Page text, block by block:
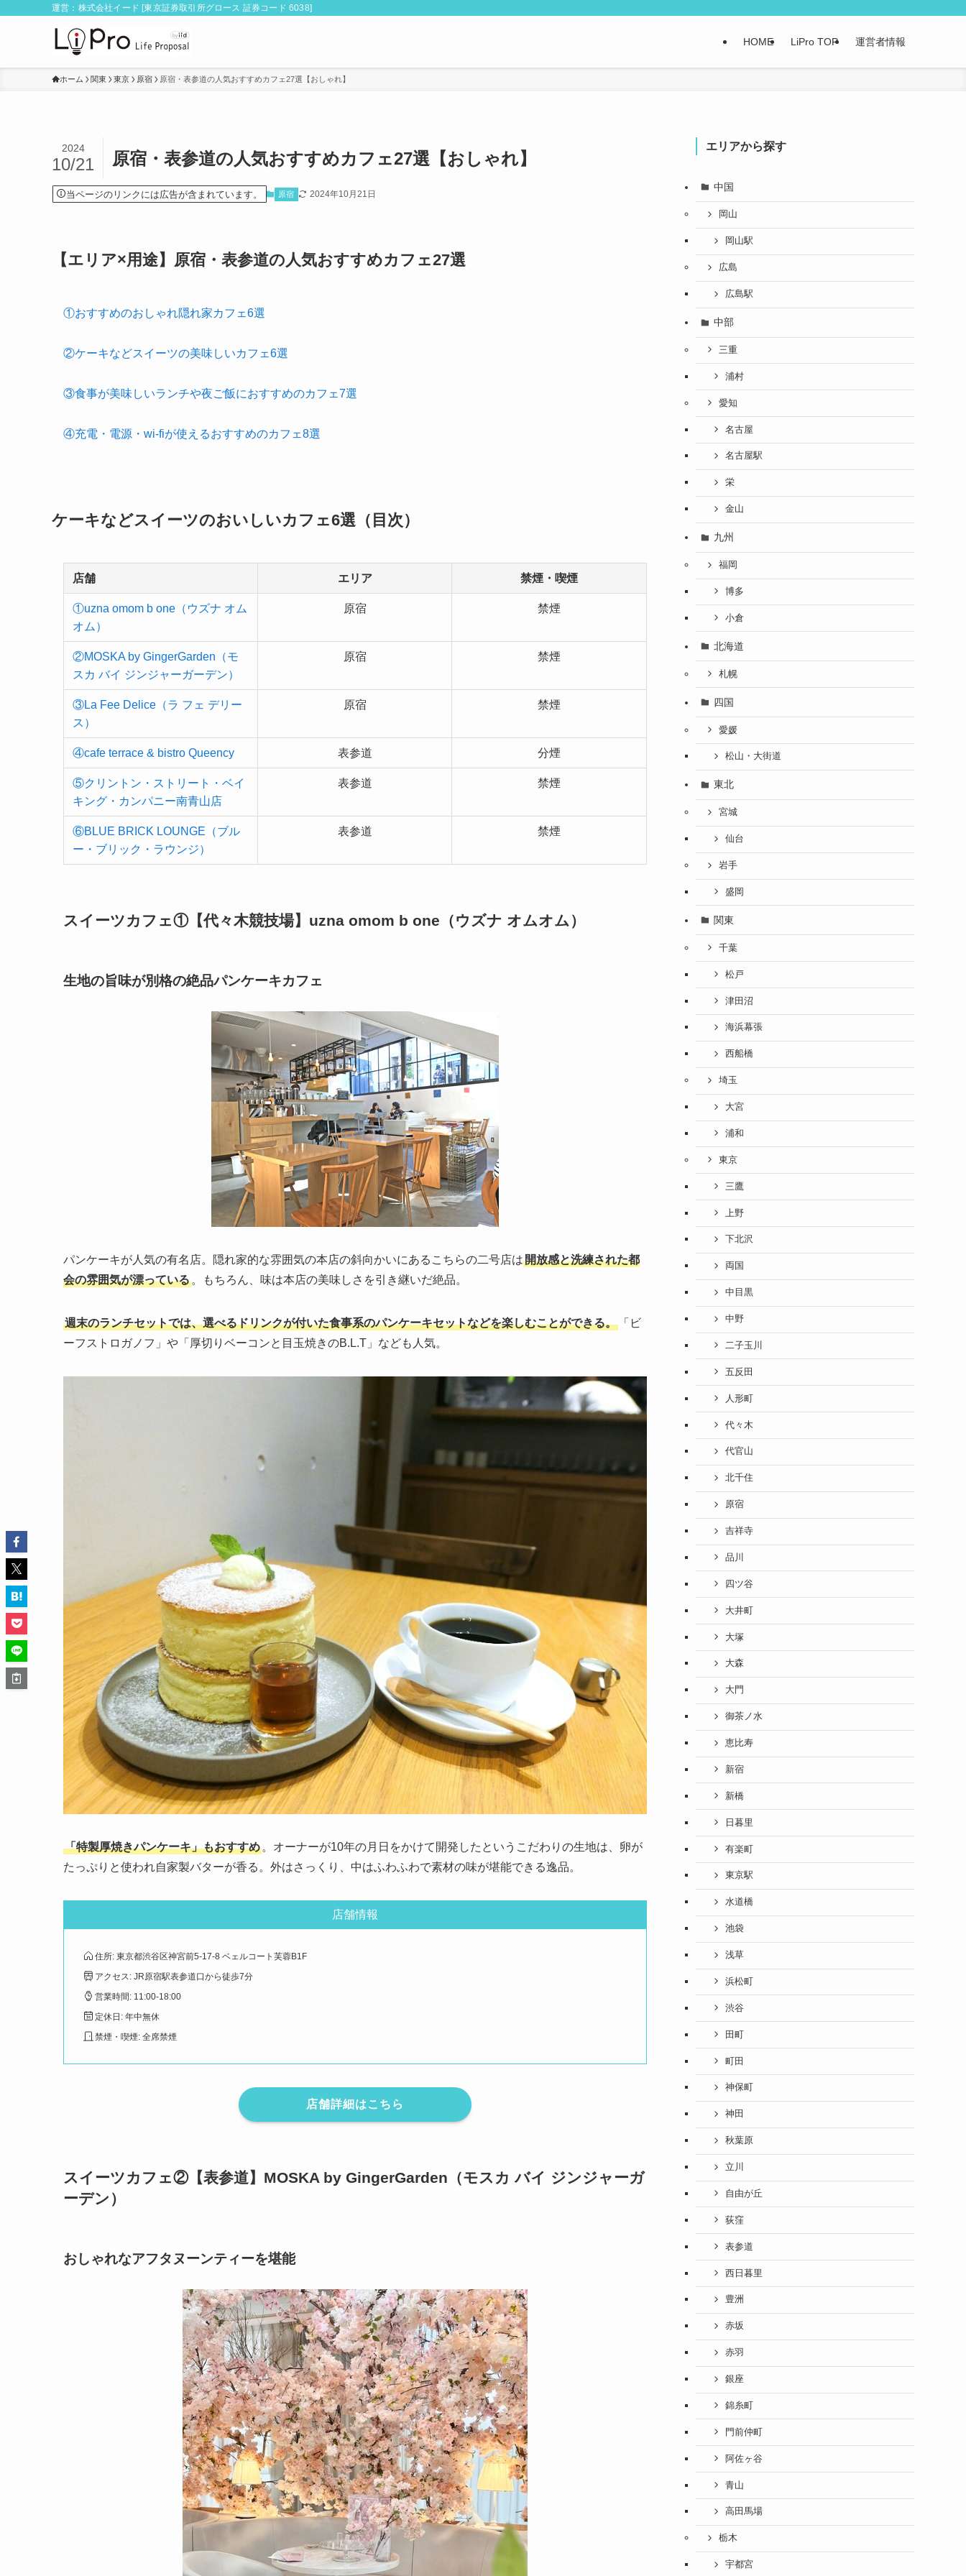
運営：株式会社イード [東京証券取引所グロース 証券コード 6038]
HOME LiPro TOP 運営者情報
ホーム 関東 東京 原宿 原宿・表参道の人気おすすめカフェ27選【おしゃれ】
原宿・表参道の人気おすすめカフェ27選【おしゃれ】
2024
10/21
当ページのリンクには広告が含まれています。 原宿 2024年10月21日
【エリア×用途】原宿・表参道の人気おすすめカフェ27選
①おすすめのおしゃれ隠れ家カフェ6選
②ケーキなどスイーツの美味しいカフェ6選
③食事が美味しいランチや夜ご飯におすすめのカフェ7選
④充電・電源・wi-fiが使えるおすすめのカフェ8選
ケーキなどスイーツのおいしいカフェ6選（目次）
店舗 エリア 禁煙・喫煙
①uzna omom b one（ウズナ オム
オム）
原宿 禁煙
②MOSKA by GingerGarden（モ
スカ バイ ジンジャーガーデン）
原宿 禁煙
③La Fee Delice（ラ フェ デリー
ス）
原宿 禁煙
④cafe terrace & bistro Queency 表参道 分煙
⑤クリントン・ストリート・ベイ
キング・カンパニー南青山店
表参道 禁煙
⑥BLUE BRICK LOUNGE（ブル
ー・ブリック・ラウンジ）
表参道 禁煙
スイーツカフェ①【代々木競技場】uzna omom b one（ウズナ オムオム）
生地の旨味が別格の絶品パンケーキカフェ
パンケーキが人気の有名店。隠れ家的な雰囲気の本店の斜向かいにあるこちらの二号店は開放感と洗練された都
会の雰囲気が漂っている 。もちろん、味は本店の美味しさを引き継いだ絶品。
週末のランチセットでは、選べるドリンクが付いた食事系のパンケーキセットなどを楽しむことができる。
「ビ
ーフストロガノフ」や「厚切りベーコンと目玉焼きのB.L.T」なども人気。
「特製厚焼きパンケーキ」もおすすめ 。オーナーが10年の月日をかけて開発したというこだわりの生地は、卵が
たっぷりと使われ自家製バターが香る。外はさっくり、中はふわふわで素材の味が堪能できる逸品。
店舗情報
住所: 東京都渋谷区神宮前5-17-8 ベェルコート芙蓉B1F
アクセス: JR原宿駅表参道口から徒歩7分
営業時間: 11:00-18:00
定休日: 年中無休
禁煙・喫煙: 全席禁煙
店舗詳細はこちら
スイーツカフェ②【表参道】MOSKA by GingerGarden（モスカ バイ ジンジャーガ
ーデン）
おしゃれなアフタヌーンティーを堪能
エリアから探す
中国
岡山
岡山駅
広島
広島駅
中部
三重
浦村
愛知
名古屋
名古屋駅
栄
金山
九州
福岡
博多
小倉
北海道
札幌
四国
愛媛
松山・大街道
東北
宮城
仙台
岩手
盛岡
関東
千葉
松戸
津田沼
海浜幕張
西船橋
埼玉
大宮
浦和
東京
三鷹
上野
下北沢
両国
中目黒
中野
二子玉川
五反田
人形町
代々木
代官山
北千住
原宿
吉祥寺
品川
四ツ谷
大井町
大塚
大森
大門
御茶ノ水
恵比寿
新宿
新橋
日暮里
有楽町
東京駅
水道橋
池袋
浅草
浜松町
渋谷
田町
町田
神保町
神田
秋葉原
立川
自由が丘
荻窪
表参道
西日暮里
豊洲
赤坂
赤羽
銀座
錦糸町
門前仲町
阿佐ヶ谷
青山
高田馬場
栃木
宇都宮